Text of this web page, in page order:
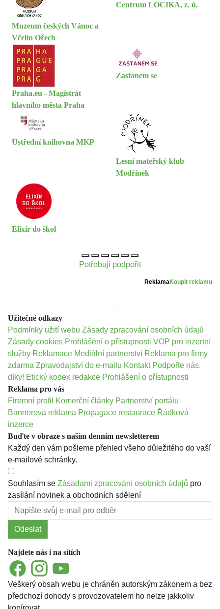
Muzeum českých Vánoc a
Včelín Ořech
Centrum LOCIKA, z. ú.
Praha.eu - Magistrát
hlavního města Praha
Zastanem se
Ústřední knihovna MKP
Lesní mateřský klub
Modřínek
Elixír do škol
Potřebuji podpořit
ReklamaKoupit reklamu
Užitečné odkazy
Podmínky užití webu Zásady zpracování osobních údajů
Zásady cookies Prohlášení o přístupnosti VOP pro inzertní
služby Reklamace Mediální partnerství Reklama pro firmy
zdarma Zpravodajství do e-mailu Kontakt Podpořte nás,
díky! Etický kodex redakce Prohlášení o přístupnosti
Reklama pro vás
Firemní profil
Komerční články Partnerství portálu
Bannerová reklama Propagace restaurace Řádková
inzerce
Buďte v obraze s naším denním newsletterem
Každý den vám pošleme přehled všeho důležitého do vaší
e-mailové schránky.
Souhlasím se Zásadami zpracování osobních údajů pro
zasílání novinek a obchodních sdělení
Odeslat
Najdete nás i na sítích
FacebookInstagramYouTube
Veškerý obsah webu je chráněn autorským zákonem a bez
předchozí dohody s provozovatelem ho nelze jakkoliv